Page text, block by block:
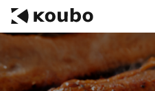
サービス